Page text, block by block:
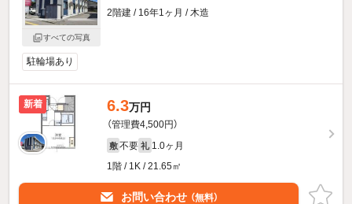
すべての写真
2階建 / 16年1ヶ月 / 木造
駐輪場あり
新着 6.3万円
（管理費4,500円）
敷 不要 礼 1.0ヶ月
1階 / 1K / 21.65㎡
お問い合わせ （無料）